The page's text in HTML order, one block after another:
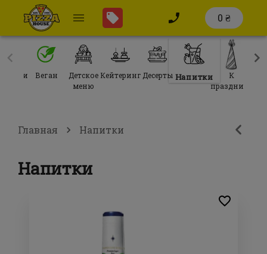
0 ₴
Веган
Детское
меню
Кейтеринг Десерты Напитки
К
празднику
Главная Напитки
Напитки